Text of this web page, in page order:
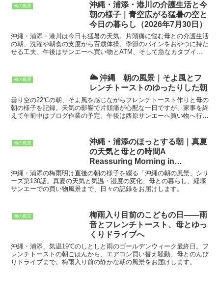
朝の風景
沖縄・浦添・港川の介護生活と今
朝の様子｜青空広がる猛暑の空と
今日の暮らし（2026年7月30日）
沖縄・浦添・港川は今日も猛暑の天気。片頭痛に悩む母との介護生活
の朝、洗濯や朝食の支度から百歳体操、季節のパインをおやつに持た
せる工夫、午後はサンエーへ買い物とATM、そして急なカタブイま
朝の風景
🌥️ 沖縄 朝の風景｜そよ風とフ
レンチトーストのゆったりした朝
曇り空の22℃の朝、そよ風を感じながらフレンチトースト作りと母の
朝の様子を記録。天気の影響で片頭痛が心配な一日ですが、家事を終
えて午前中はブログ作業の予定。午後は西原サンエーへ買い物へ行け
朝の風景
沖縄・浦添のほっとする朝｜真夏
の天気と母との時間A
Reassuring Morning in
Okinawa, Urasoe｜Midsummer
Weather and Time with Mom
沖縄・浦添の梅雨明け直後の朝の様子を綴る「沖縄の朝の風景」シリ
ーズ第130話。真夏の天気と気温・湿度の変化、母との暮らし、経塚
サンエーでの買い物風景まで、日々の記録をお届けします。
朝の風景
梅雨入り目前のこどもの日——雨
音とフレンチトースト、母とゆっ
くりドライブへ
沖縄・浦添、気温19℃のしとしと雨のゴールデンウィーク最終日。フ
レンチトーストの朝ごはんから、エアコン買い替え騒動、母とのんび
りドライブまで。梅雨入り前の静かな朝の風景をお届けします。